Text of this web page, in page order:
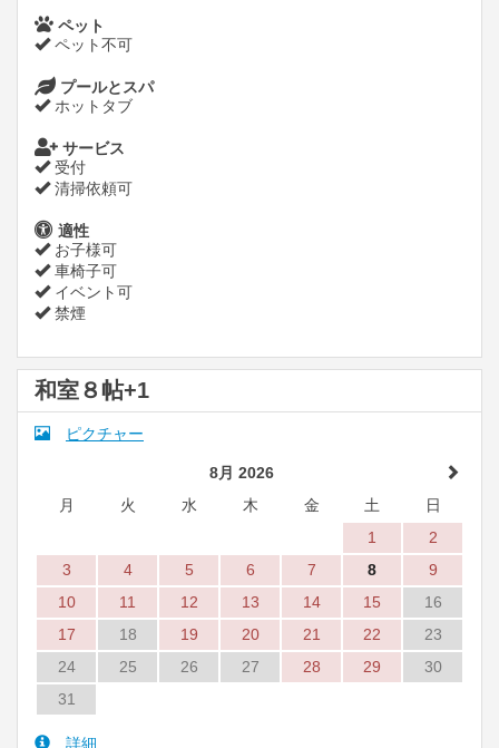
ペット
ペット不可
プールとスパ
ホットタブ
サービス
受付
清掃依頼可
適性
お子様可
車椅子可
イベント可
禁煙
和室８帖+1
ピクチャー
8月 2026
月
火 水 木 金 土
日
1
2
3
4 5 6 7 8
9
10
11 12 13 14 15
16
17
18 19 20 21 22
23
24
25 26 27 28 29
30
31